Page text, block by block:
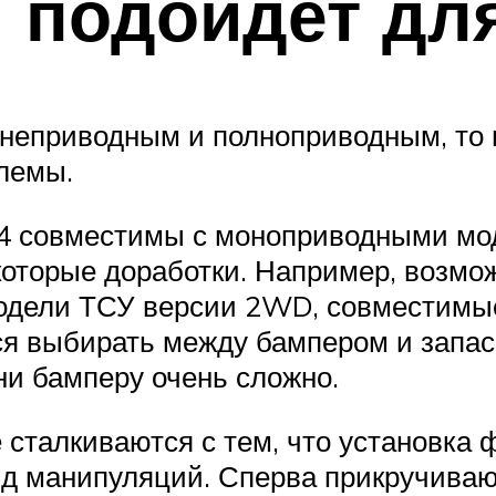
и полноприводным,
совместимы с моноприводными
доработки. Например,
ТСУ версии 2WD,
выбирать между бампером и
бамперу очень сложно.
с тем, что установка
манипуляций. Сперва